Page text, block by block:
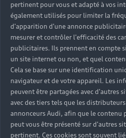
pertinent pour vous et adapté à vos
également utilisés pour limiter la
d'apparition d'une annonce
mesurer et contrôler l'efficacité des
publicitaires. Ils prennent en compte
un site internet ou non, et quel
Cela se base sur une identification
navigateur et de votre appareil. Les
peuvent être partagées avec d'autres
avec des tiers tels que les
annonceurs Audi, afin que le contenu
peut vous être présenté sur d'autres
pertinent. Ces cookies sont souvent